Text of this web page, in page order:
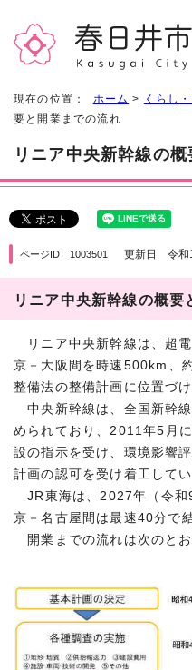
現在の位置： ホーム > くらし
要と開業までの流れ
リニア中央新幹線の
ページID 1003501 更新日 令和
リニア中央新幹線の概要
リニア中央新幹線は、超
京－大阪間を時速500km、
整備法の整備計画に位置づ
中央新幹線は、全国新幹
められており、2011年5月
設の指示を受け、環境影響
計画の認可を受け着工してい
JR東海は、2027年（令和
京－名古屋間は最速40分で
開業までの流れは次のとお